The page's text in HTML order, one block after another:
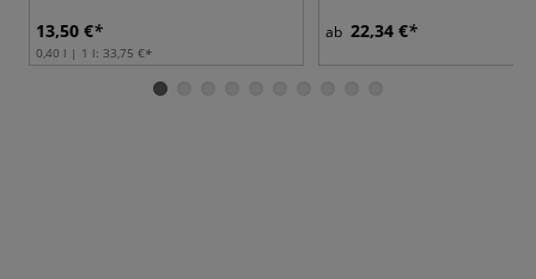
13,50 €
0,40 l | 1 l: 33,75 €
ab 22,34 €